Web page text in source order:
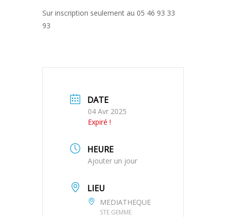
Sur inscription seulement au 05 46 93 33
93
DATE
04 Avr 2025
Expiré !
HEURE
Ajouter un jour
LIEU
MEDIATHEQUE
STE GEMME